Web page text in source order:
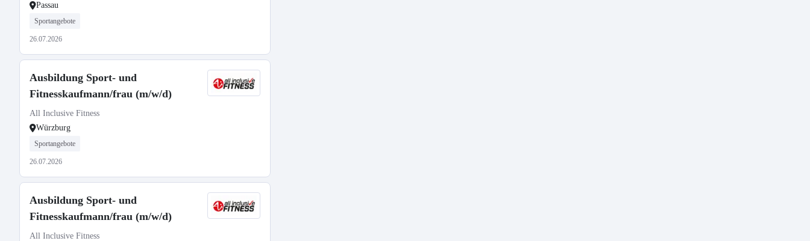
Passau
Sportangebote
26.07.2026
Ausbildung Sport- und
Fitnesskaufmann/frau (m/w/d)
All Inclusive Fitness
Würzburg
Sportangebote
26.07.2026
Ausbildung Sport- und
Fitnesskaufmann/frau (m/w/d)
All Inclusive Fitness